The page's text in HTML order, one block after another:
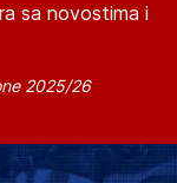
sa novostima i
2025/26